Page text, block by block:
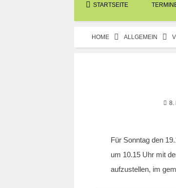
STARTSEITE
HOME ALLGEMEIN
8.
Für Sonntag den
um 10.15 Uhr mit
aufzustellen, im